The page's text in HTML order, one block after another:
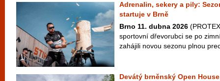
Adrenalin, sekery a pily:
startuje v Brně
Brno 11. dubna 2026
sportovní dřevorubci se po
zahájili novou sezonu plnou
Devátý brněnský Open